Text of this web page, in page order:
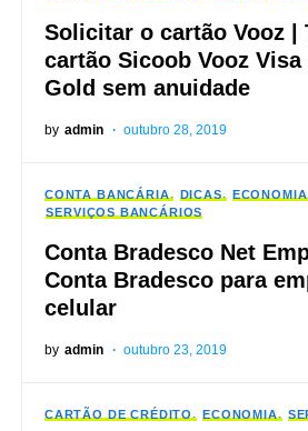
Solicitar o cartão Vooz |
cartão Sicoob Vooz Visa
Gold sem anuidade
by admin outubro 28, 2019
CONTA BANCÁRIA DICAS
ECONOMIA
SERVIÇOS BANCÁRIOS
Conta Bradesco Net
Conta Bradesco para
celular
by admin outubro 23, 2019
CARTÃO DE CRÉDITO ECONOMIA